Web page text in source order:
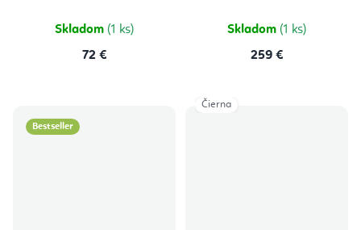
Skladom (1 ks)
72 €
Skladom (1 ks)
259 €
Bestseller
Čierna